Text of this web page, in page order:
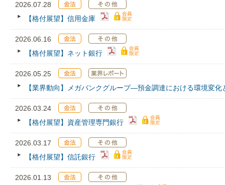
2026.07.28
【格付展望】信用金庫
2026.06.16
【格付展望】ネット銀行
2026.05.25
【業界動向】メガバンクグループ―預金調達における環境変
2026.03.24
【格付展望】資産管理専門銀行
2026.03.17
【格付展望】信託銀行
2026.01.13